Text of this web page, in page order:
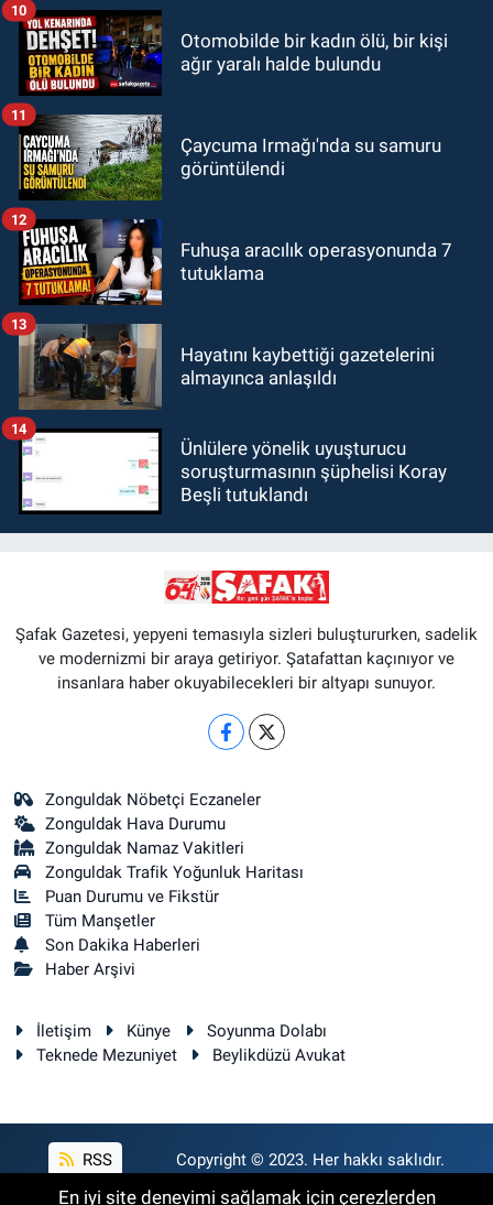
Otomobilde bir kadın ölü, bir kişi
ağır yaralı halde bulundu
10
Çaycuma Irmağı'nda su samuru
görüntülendi
11
Fuhuşa aracılık operasyonunda 7
tutuklama
12
Hayatını kaybettiği gazetelerini
almayınca anlaşıldı
13
Ünlülere yönelik uyuşturucu
soruşturmasının şüphelisi Koray
Beşli tutuklandı
14
Şafak Gazetesi, yepyeni temasıyla sizleri buluştururken, sadelik
ve modernizmi bir araya getiriyor. Şatafattan kaçınıyor ve
insanlara haber okuyabilecekleri bir altyapı sunuyor.
Zonguldak Nöbetçi Eczaneler
Zonguldak Hava Durumu
Zonguldak Namaz Vakitleri
Zonguldak Trafik Yoğunluk Haritası
Puan Durumu ve Fikstür
Tüm Manşetler
Son Dakika Haberleri
Haber Arşivi
İletişim Künye
Soyunma Dolabı
Teknede Mezuniyet
Beylikdüzü Avukat
RSS Copyright © 2023. Her hakkı saklıdır.
En iyi site deneyimi sağlamak için çerezlerden